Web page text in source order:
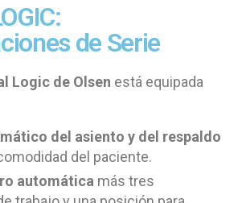
de Serie
Logic de Olsen está equipada
del asiento y del respaldo
del paciente.
automática más tres